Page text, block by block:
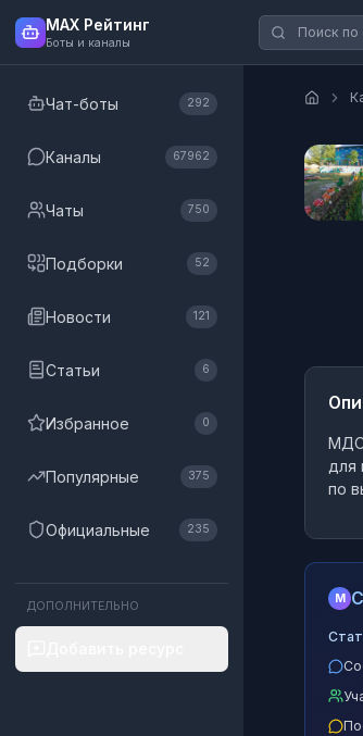
MAX Рейтинг
Боты и каналы
Чат-боты 292
Каналы 67962
Чаты 750
Подборки 52
Новости 121
Статьи 6
Избранное 0
Популярные 375
Официальные 235
ДОПОЛНИТЕЛЬНО
для
по
M